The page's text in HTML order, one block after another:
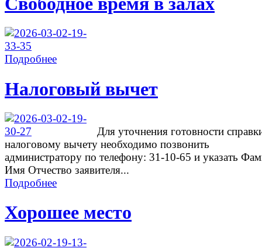
Подробнее
Налоговый вычет
Для уточнения готовности
налоговому вычету необходимо позвонить
администратору по телефону: 31-10-65 и указать
Имя Отчество заявителя...
Подробнее
Хорошее место